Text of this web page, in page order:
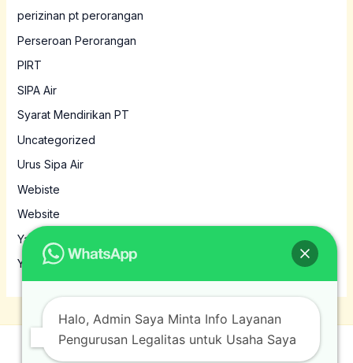
perizinan pt perorangan
Perseroan Perorangan
PIRT
SIPA Air
Syarat Mendirikan PT
Uncategorized
Urus Sipa Air
Webiste
Website
Yayasan
Yayasan MBG
Halo, Admin Saya Minta Info Layanan
Pengurusan Legalitas untuk Usaha Saya